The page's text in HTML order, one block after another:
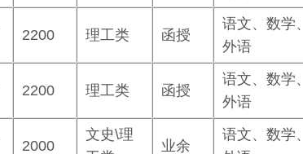
2200 理工类 函授
语文、数学、
外语
2200 理工类 函授
语文、数学、
外语
2000
文史\理
业余
语文、数学、